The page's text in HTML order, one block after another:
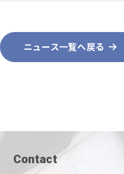
ニュース一覧へ戻る
Contact